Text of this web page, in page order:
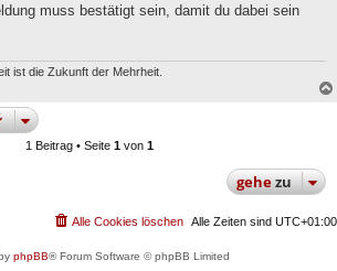
muss bestätigt sein, damit du dabei sein
ist die Zukunft der Mehrheit.
1 Beitrag • Seite 1 von 1
gehezu
Alle Zeiten sind UTC+01:00
Alle Cookies löschen
phpBB® Forum Software © phpBB Limited